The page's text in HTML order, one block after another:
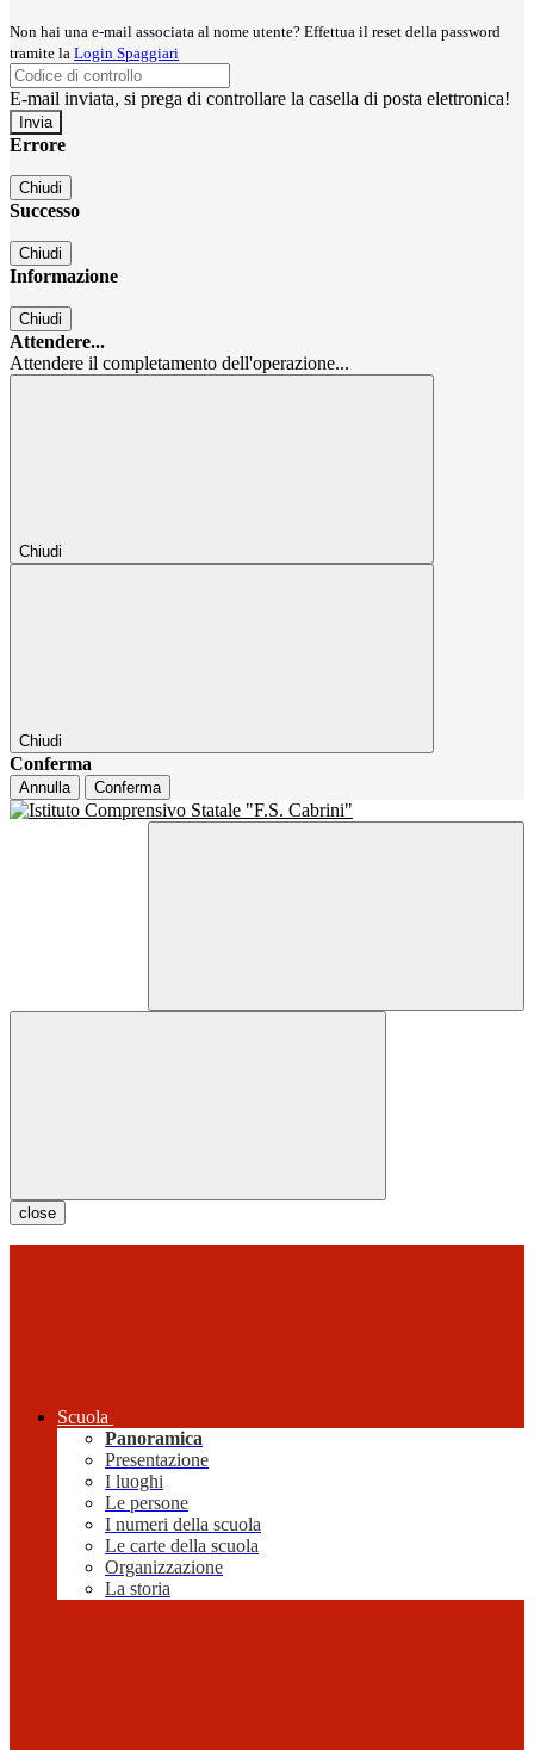
Non hai una e-mail associata al nome utente? Effettua il reset della password
tramite la Login Spaggiari
E-mail inviata, si prega di controllare la casella di posta elettronica!
Errore
Chiudi
Successo
Chiudi
Informazione
Chiudi
Attendere...
Attendere il completamento dell'operazione...
Chiudi
Chiudi
Conferma
Annulla Conferma
close
Scuola
Panoramica
Presentazione
I luoghi
Le persone
I numeri della scuola
Le carte della scuola
Organizzazione
La storia